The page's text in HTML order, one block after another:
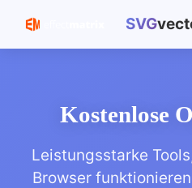
SVG
Kostenlose
Leistungsstarke
Browser